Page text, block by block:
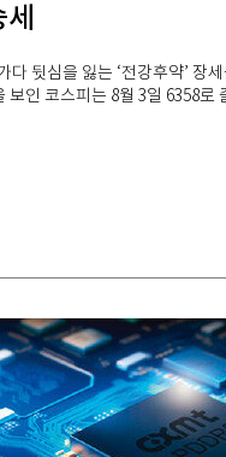
뒷심을 잃는 ‘전강후약’ 장
인 코스피는 8월 3일 6358로